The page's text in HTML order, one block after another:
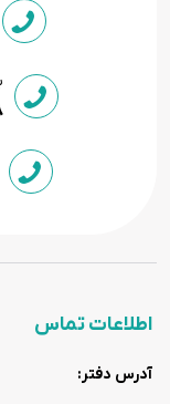
اطلاعات تماس
آدرس دفتر: